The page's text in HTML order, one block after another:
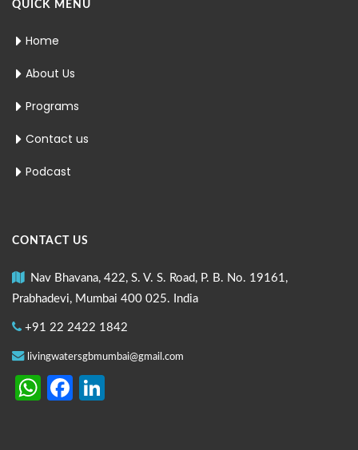
QUICK MENU
Home
About Us
Programs
Contact us
Podcast
CONTACT US
Nav Bhavana, 422, S. V. S. Road, P. B. No. 19161,
Prabhadevi, Mumbai 400 025. India
+91 22 2422 1842
livingwatersgbmumbai@gmail.com
WhatsApp
Facebook